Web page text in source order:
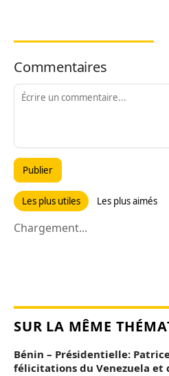
Commentaires
Publier
Les plus utiles Les plus aimés
Chargement...
SUR LA MÊME
Bénin – Présidentielle:
félicitations du Venezuela et